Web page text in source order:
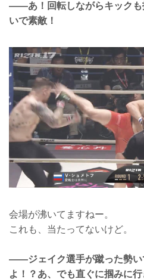
――あ！回転しながらキックも
いで素敵！
会場が沸いてますねー。
これも、当たってないけど。
――ジェイク選手が蹴った勢い
よ！？あ、でも直ぐに掴みに行